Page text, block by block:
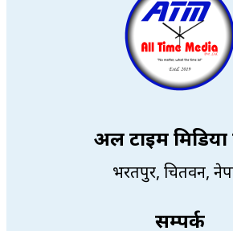
अल टाइम मिडिया
भरतपुर, चितवन,
सम्पर्क